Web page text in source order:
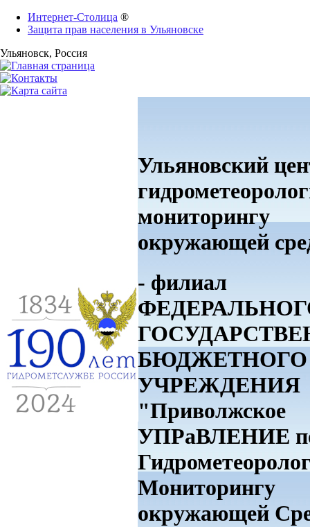
Интернет-Столица ®
Защита прав населения в Ульяновске
Ульяновск, Россия
Ульяновский
мониторингу
окружающей
- филиал
БЮДЖЕТНОГО
УЧРЕЖДЕНИЯ
"Приволжское
УПРаВЛЕНИЕ
Мониторингу
окружающей